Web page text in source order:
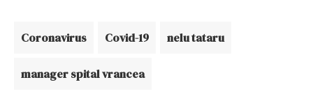
Coronavirus Covid-19 nelu tataru
manager spital vrancea